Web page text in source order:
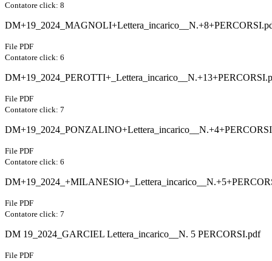
Contatore click: 8
File PDF
Contatore click: 6
File PDF
Contatore click: 7
File PDF
Contatore click: 6
File PDF
Contatore click: 7
DM 19_2024_GARCIEL Lettera_incarico__N. 5 PERCORSI.pdf
File PDF